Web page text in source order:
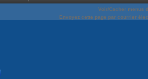
Voir/Cacher menus
Envoyez cette page par courrier